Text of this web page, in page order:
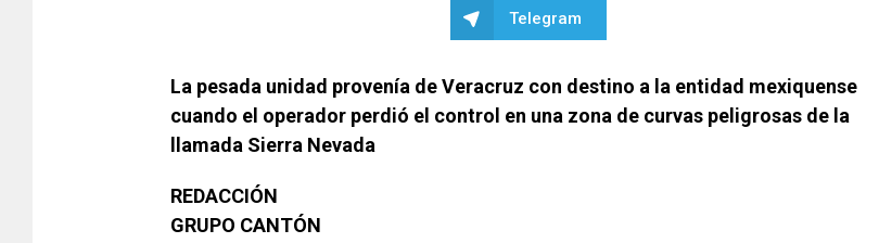
Telegram
La pesada unidad provenía de Veracruz con destino a la entidad mexiquense
cuando el operador perdió el control en una zona de curvas peligrosas de la
llamada Sierra Nevada
REDACCIÓN
GRUPO CANTÓN